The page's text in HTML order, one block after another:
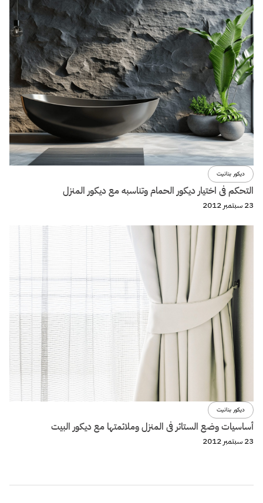
ديكور بنانيت
التحكم فى اختيار ديكور الحمام وتناسبه مع ديكور المنزل
23 سبتمبر 2012
ديكور بنانيت
أساسيات وضع الستائر فى المنزل وملائمتها مع ديكور البيت
23 سبتمبر 2012